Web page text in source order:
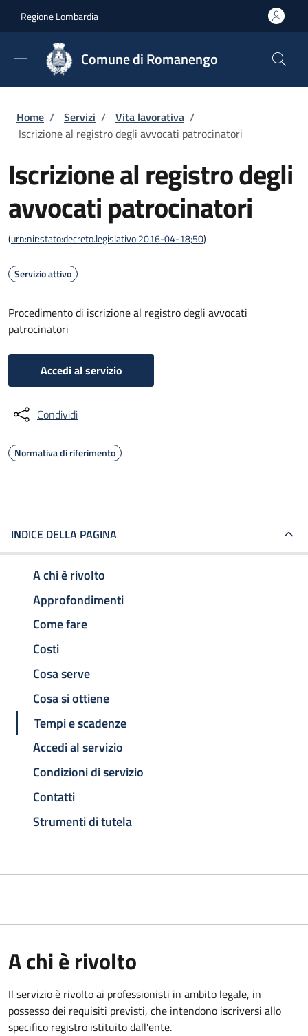
Regione Lombardia
Comune di Romanengo
Briciole di pane
Home / Servizi / Vita lavorativa /
Iscrizione al registro degli avvocati patrocinatori
Iscrizione al registro degli
avvocati patrocinatori
(urn:nir:stato:decreto.legislativo:2016-04-18;50)
Servizio attivo
Procedimento di iscrizione al registro degli avvocati
patrocinatori
Accedi al servizio
Condividi
Normativa di riferimento
INDICE DELLA PAGINA
A chi è rivolto
Approfondimenti
Come fare
Costi
Cosa serve
Cosa si ottiene
Tempi e scadenze
Accedi al servizio
Condizioni di servizio
Contatti
Strumenti di tutela
A chi è rivolto
Il servizio è rivolto ai professionisti in ambito legale, in
possesso dei requisiti previsti, che intendono iscriversi allo
specifico registro istituito dall'ente.